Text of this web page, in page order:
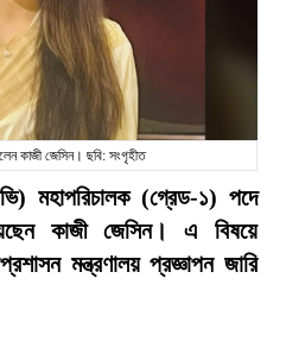
কাজী জেসিন। ছবি: সংগৃহীত
মহাপরিচালক (গ্রেড-১) পদে
কাজী জেসিন। এ বিষয়ে
মন্ত্রণালয় প্রজ্ঞাপন জারি